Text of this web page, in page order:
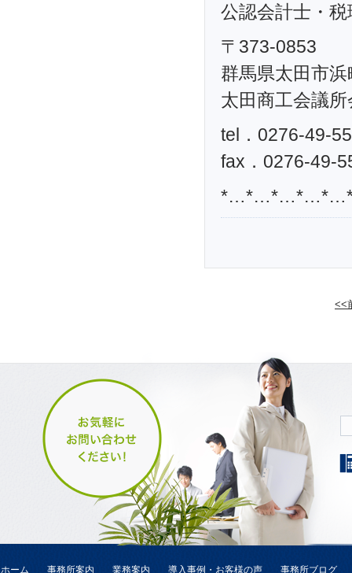
公認会計士・
〒373-0853
群馬県太田市
太田商工会議
tel．0276-49-
fax．0276-49-
<<
ホーム 事務所案内 業務案内 導入事例・お客様の声 事務所ブログ